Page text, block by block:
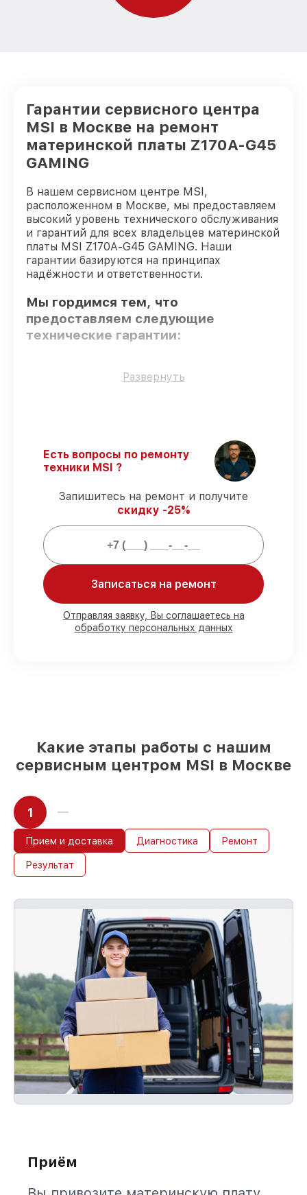
Гарантии сервисного центра
MSI в Москве на ремонт
материнской платы Z170A-G45
GAMING
В нашем сервисном центре MSI,
расположенном в Москве, мы предоставляем
высокий уровень технического обслуживания
и гарантий для всех владельцев материнской
платы MSI Z170A-G45 GAMING. Наши
гарантии базируются на принципах
надёжности и ответственности.
Мы гордимся тем, что
предоставляем следующие
технические гарантии:
Использование оригинальных
обучение и ежегодную аттестацию, что
подтверждает их уровень мастерства.
Соблюдение сроков починки–
гарантируем завершение работ без
задержек.
Гарантийное обслуживание
обслуживаем материнских плат всегда
со строгим соблюдением гарантийных
обязательств.
Мы гарантируем:
80%работ с возможностью
условии, что обслуживание началось
сразу
Развернуть
Есть вопросы по ремонту
техники MSI ?
Запишитесь на ремонт и получите
скидку -25%
Записаться на ремонт
Отправляя заявку, Вы соглашаетесь на
обработку персональных данных
Какие этапы работы с нашим
сервисным центром MSI в Москве
1
Прием и доставка Диагностика Ремонт
Результат
Приём